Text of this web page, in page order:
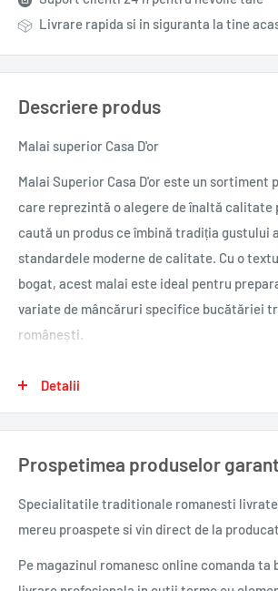
Livrare rapida si in siguranta la tine
Descriere produs
Malai superior Casa D'or
Malai Superior Casa D'or este un sortiment
care reprezintă o alegere de înaltă calitate
caută un produs ce îmbină tradiția gustului
standardele moderne de calitate. Cu o
bogat, acest malai este ideal pentru
variate de mâncăruri specifice bucătăriei
românești.
Făcut din porumb selectat și măcinat fin,
D'or se remarcă prin consistența sa
sale de coacere perfecte. Este produs cu
respectând cele mai exigente standarde de
gospodar.
Cu aroma sa naturală și savoarea
Detalii
Prospetimea produselor
Specialitatile traditionale romanesti
mereu proaspete si vin direct de la
Pe magazinul romanesc online comanda ta